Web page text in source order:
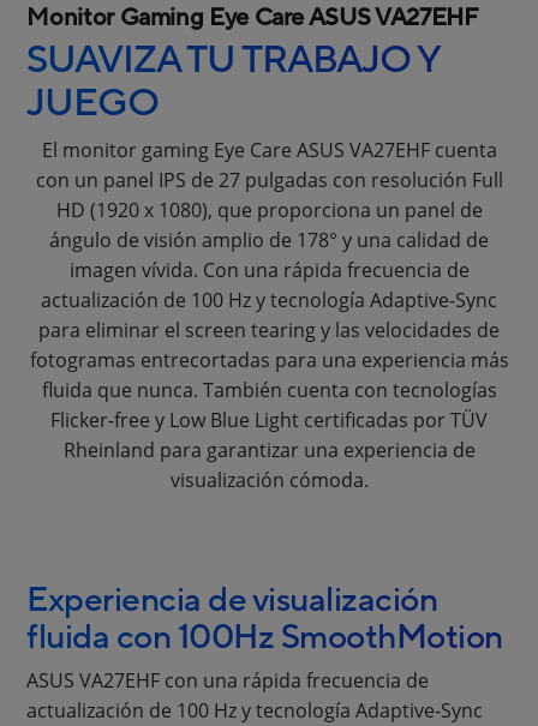
Monitor Gaming Eye Care ASUS VA27EHF
SUAVIZA TU TRABAJO Y
JUEGO
El monitor gaming Eye Care ASUS VA27EHF cuenta
con un panel IPS de 27 pulgadas con resolución Full
HD (1920 x 1080), que proporciona un panel de
ángulo de visión amplio de 178° y una calidad de
imagen vívida. Con una rápida frecuencia de
actualización de 100 Hz y tecnología Adaptive-Sync
para eliminar el screen tearing y las velocidades de
fotogramas entrecortadas para una experiencia más
fluida que nunca. También cuenta con tecnologías
Flicker-free y Low Blue Light certificadas por TÜV
Rheinland para garantizar una experiencia de
visualización cómoda.
Experiencia de visualización
fluida con 100Hz SmoothMotion
ASUS VA27EHF con una rápida frecuencia de
actualización de 100 Hz y tecnología Adaptive-Sync